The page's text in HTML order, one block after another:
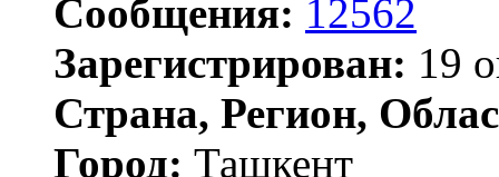
Сообщения: 12562
Зарегистрирован: 19
Страна, Регион,
Город: Ташкент